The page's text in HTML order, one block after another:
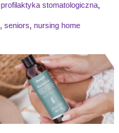
profilaktyka stomatologiczna,
, seniors, nursing home